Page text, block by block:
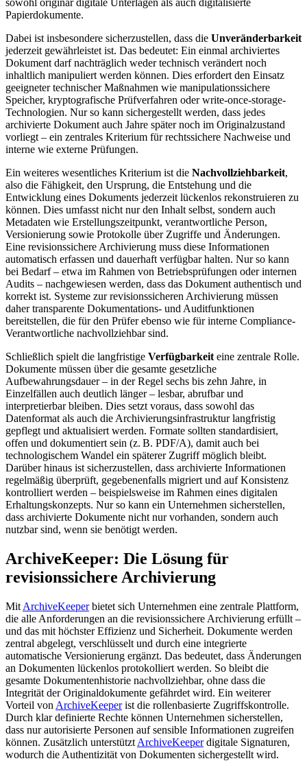
Papierdokumente.
Dabei ist insbesondere sicherzustellen, dass die Unveränderbarkeit
jederzeit gewährleistet ist. Das bedeutet: Ein einmal archiviertes
Dokument darf nachträglich weder technisch verändert noch
inhaltlich manipuliert werden können. Dies erfordert den Einsatz
geeigneter technischer Maßnahmen wie manipulationssichere
Speicher, kryptografische Prüfverfahren oder write-once-storage-
Technologien. Nur so kann sichergestellt werden, dass jedes
archivierte Dokument auch Jahre später noch im Originalzustand
vorliegt – ein zentrales Kriterium für rechtssichere Nachweise und
interne wie externe Prüfungen.
Ein weiteres wesentliches Kriterium ist die Nachvollziehbarkeit,
also die Fähigkeit, den Ursprung, die Entstehung und die
Entwicklung eines Dokuments jederzeit lückenlos rekonstruieren zu
können. Dies umfasst nicht nur den Inhalt selbst, sondern auch
Metadaten wie Erstellungszeitpunkt, verantwortliche Person,
Versionierung sowie Protokolle über Zugriffe und Änderungen.
Eine revisionssichere Archivierung muss diese Informationen
automatisch erfassen und dauerhaft verfügbar halten. Nur so kann
bei Bedarf – etwa im Rahmen von Betriebsprüfungen oder internen
Audits – nachgewiesen werden, dass das Dokument authentisch und
korrekt ist. Systeme zur revisionssicheren Archivierung müssen
daher transparente Dokumentations- und Auditfunktionen
bereitstellen, die für den Prüfer ebenso wie für interne Compliance-
Verantwortliche nachvollziehbar sind.
Schließlich spielt die langfristige Verfügbarkeit eine zentrale Rolle.
Dokumente müssen über die gesamte gesetzliche
Aufbewahrungsdauer – in der Regel sechs bis zehn Jahre, in
Einzelfällen auch deutlich länger – lesbar, abrufbar und
interpretierbar bleiben. Dies setzt voraus, dass sowohl das
Datenformat als auch die Archivierungsinfrastruktur langfristig
gepflegt und aktualisiert werden. Formate sollten standardisiert,
offen und dokumentiert sein (z. B. PDF/A), damit auch bei
technologischem Wandel ein späterer Zugriff möglich bleibt.
Darüber hinaus ist sicherzustellen, dass archivierte Informationen
regelmäßig überprüft, gegebenenfalls migriert und auf Konsistenz
kontrolliert werden – beispielsweise im Rahmen eines digitalen
Erhaltungskonzepts. Nur so kann ein Unternehmen sicherstellen,
dass archivierte Dokumente nicht nur vorhanden, sondern auch
nutzbar sind, wenn sie benötigt werden.
ArchiveKeeper: Die Lösung für
revisionssichere Archivierung
Mit ArchiveKeeperbietet sich Unternehmen eine zentrale Plattform,
die alle Anforderungen an die revisionssichere Archivierung erfüllt –
und das mit höchster Effizienz und Sicherheit. Dokumente werden
zentral abgelegt, verschlüsselt und durch eine integrierte
automatische Versionierung ergänzt. Das bedeutet, dass Änderungen
an Dokumenten lückenlos protokolliert werden. So bleibt die
gesamte Dokumentenhistorie nachvollziehbar, ohne dass die
Integrität der Originaldokumente gefährdet wird. Ein weiterer
Vorteil von ArchiveKeeperist die rollenbasierte Zugriffskontrolle.
Durch klar definierte Rechte können Unternehmen sicherstellen,
dass nur autorisierte Personen auf sensible Informationen zugreifen
können. Zusätzlich unterstützt ArchiveKeeperdigitale Signaturen,
wodurch die Authentizität von Dokumenten sichergestellt wird.